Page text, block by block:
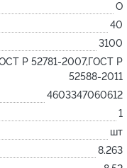
O
40
3100
Р 52781-2007,ГОСТ Р
52588-2011
4603347060612
1
шт
8.263